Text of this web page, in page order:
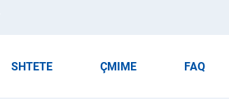
SHTETE ÇMIME FAQ